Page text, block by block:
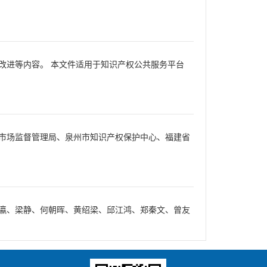
进等内容。 本文件适用于知识产权公共服务平台
场监督管理局、泉州市知识产权保护中心、福建省
、梁静、何朝晖、黄绍梁、邱江鸿、郑秦文、曾友